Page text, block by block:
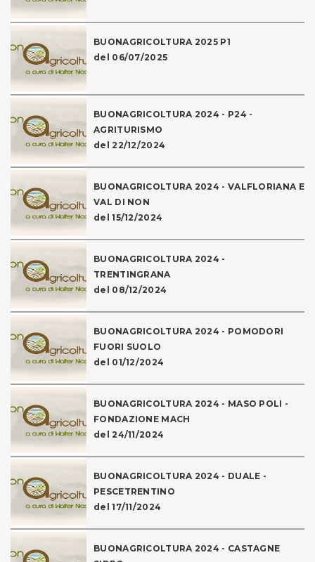
BUONAGRICOLTURA 2025 P1
del 06/07/2025
BUONAGRICOLTURA 2024 - P24 -
AGRITURISMO
del 22/12/2024
BUONAGRICOLTURA 2024 - VALFLORIANA E
VAL DI NON
del 15/12/2024
BUONAGRICOLTURA 2024 -
TRENTINGRANA
del 08/12/2024
BUONAGRICOLTURA 2024 - POMODORI
FUORI SUOLO
del 01/12/2024
BUONAGRICOLTURA 2024 - MASO POLI -
FONDAZIONE MACH
del 24/11/2024
BUONAGRICOLTURA 2024 - DUALE -
PESCETRENTINO
del 17/11/2024
BUONAGRICOLTURA 2024 - CASTAGNE